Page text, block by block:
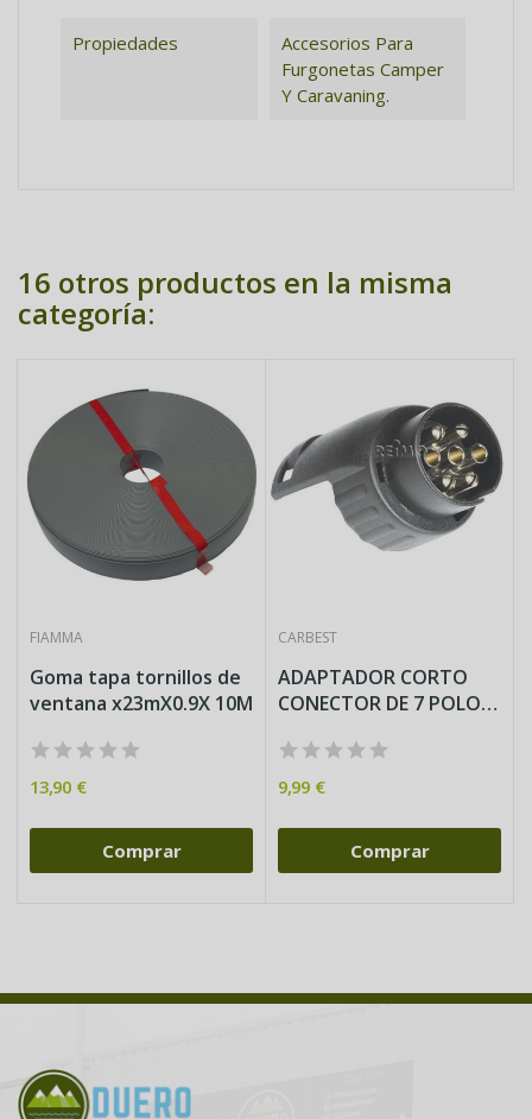
Propiedades
Accesorios Para
Furgonetas Camper
Y Caravaning.
16 otros productos en la misma
categoría:
FIAMMA
Goma tapa tornillos de
ventana x23mX0.9X 10M
13,90 €
Comprar
CARBEST
ADAPTADOR CORTO
CONECTOR DE 7 POLOS
9,99 €
Comprar